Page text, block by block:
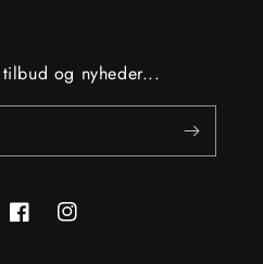
og nyheder...
FacebookInstagram